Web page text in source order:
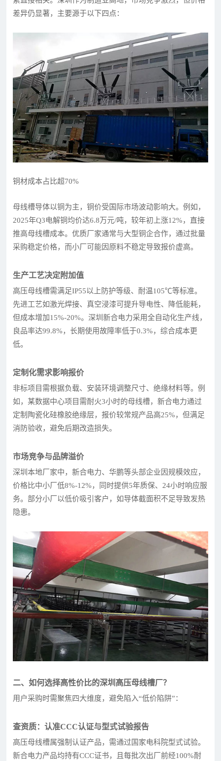
差异仍显著，主要源于以下四点：
铜材成本占比超70%
母线槽导体以铜为主，铜价受国际市场波动影响大。例如，
2025年Q3电解铜均价达6.8万元/吨，较年初上涨12%，直接
推高母线槽成本。优质厂家通常与大型铜企合作，通过批量
采购稳定价格，而小厂可能因原料不稳定导致报价虚高。
生产工艺决定附加值
高压母线槽需满足IP55以上防护等级、耐温105℃等标准。
先进工艺如激光焊接、真空浸漆可提升导电性、降低能耗，
但成本增加15%-20%。深圳新合电力采用全自动化生产线，
良品率达99.8%，长期使用故障率低于0.3%，综合成本更
低。
定制化需求影响报价
非标项目需根据负载、安装环境调整尺寸、绝缘材料等。例
如，某数据中心项目需耐火3小时的母线槽，新合电力通过
定制陶瓷化硅橡胶绝缘层，报价较常规产品高25%，但满足
消防验收，避免后期改造损失。
市场竞争与品牌溢价
深圳本地厂家中，新合电力、华鹏等头部企业因规模效应，
价格比中小厂低8%-12%，同时提供5年质保、24小时响应服
务。部分小厂以低价吸引客户，如导体截面积不足导致发热
隐患。
二、如何选择高性价比的深圳高压母线槽厂？
用户采购时需聚焦四大维度，避免陷入“低价陷阱”：
查资质：认准CCC认证与型式试验报告
高压母线槽属强制认证产品，需通过国家电科院型式试验。
新合电力产品均持有CCC证书，且每批次出厂前经100%耐